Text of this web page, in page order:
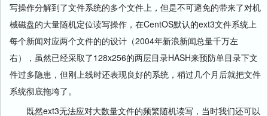
写操作分解到了文件系统的多个文件上，但是不可避免的带来了对机
械磁盘的大量随机定位读写操作，在CentOS默认的ext3文件系统上
每个新闻对应两个文件的的设计（2004年新浪新闻总量千万左
右），虽然已经采取了128x256的两层目录HASH来预防单目录下文
件过多隐患，但刚上线时还表现良好的系统，稍过几个月后就把文件
系统彻底拖垮了。
既然ext3无法应对大数量文件的频繁随机读写，当时我们还可以